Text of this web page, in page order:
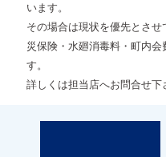
います。
その場合は現状を優先とさ
災保険・水廻消毒料・町内
す。
詳しくは担当店へお問合せ下